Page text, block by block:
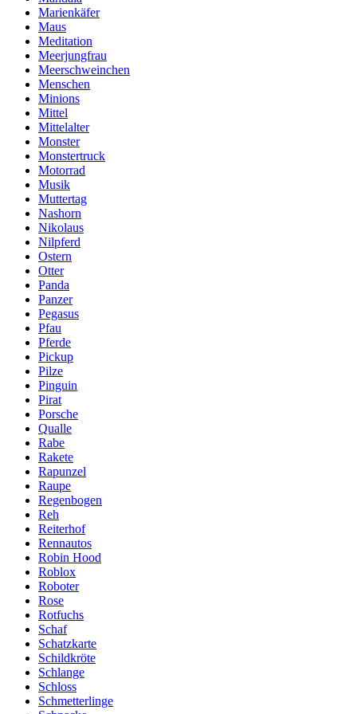
Marienkäfer
Maus
Meditation
Meerjungfrau
Meerschweinchen
Menschen
Minions
Mittel
Mittelalter
Monster
Monstertruck
Motorrad
Musik
Muttertag
Nashorn
Nikolaus
Nilpferd
Ostern
Otter
Panda
Panzer
Pegasus
Pfau
Pferde
Pickup
Pilze
Pinguin
Pirat
Porsche
Qualle
Rabe
Rakete
Rapunzel
Raupe
Regenbogen
Reh
Reiterhof
Rennautos
Robin Hood
Roblox
Roboter
Rose
Rotfuchs
Schaf
Schatzkarte
Schildkröte
Schlange
Schloss
Schmetterlinge